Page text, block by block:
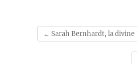
← Sarah Bernhardt, la divine